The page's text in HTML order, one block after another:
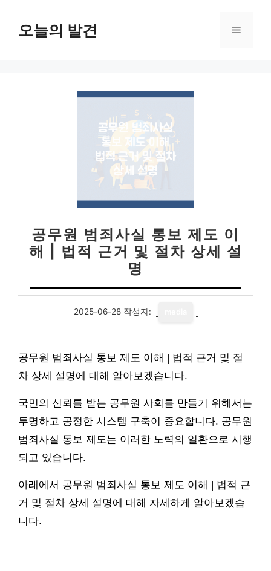
오늘의 발견 메
공무원 범죄사실 통보 제도 이
해 | 법적 근거 및 절차 상세 설
명
2025-06-28 작성자:
공무원 범죄사실 통보 제도 이해 | 법적 근거 및 절
차 상세 설명에 대해 알아보겠습니다.
국민의 신뢰를 받는 공무원 사회를 만들기 위해서는
투명하고 공정한 시스템 구축이 중요합니다. 공무원
범죄사실 통보 제도는 이러한 노력의 일환으로 시행
되고 있습니다.
아래에서 공무원 범죄사실 통보 제도 이해 | 법적 근
거 및 절차 상세 설명에 대해 자세하게 알아보겠습
니다.